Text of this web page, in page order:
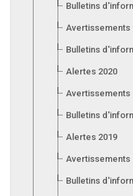
Bulletins
Avertissements
Bulletins
Alertes 2020
Avertissements
Bulletins
Alertes 2019
Avertissements
Bulletins